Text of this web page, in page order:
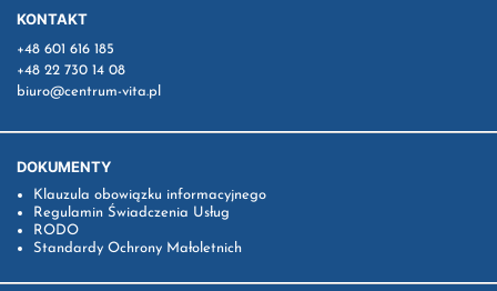
KONTAKT
+48 601 616 185
+48 22 730 14 08
biuro@centrum-vita.pl
DOKUMENTY
Klauzula obowiązku informacyjnego
Regulamin Świadczenia Usług
RODO
Standardy Ochrony Małoletnich